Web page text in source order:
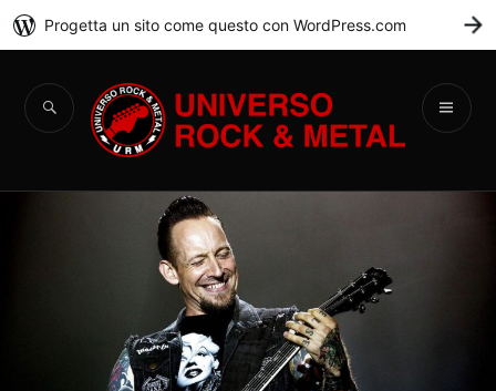
Universo Rock &
Metal
Progetta un sito come questo con WordPress.com